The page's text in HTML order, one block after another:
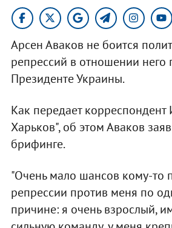
Арсен Аваков не боится
репрессий в отношении него
Президенте Украины.
Как передает
Харьков", об этом Аваков
брифинге.
"Очень мало шансов кому-то
репрессии против меня по
причине: я очень взрослый,